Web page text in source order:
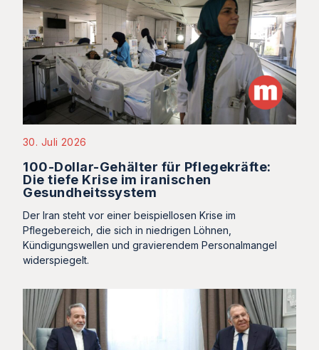
30. Juli 2026
100-Dollar-Gehälter für Pflegekräfte:
Die tiefe Krise im iranischen
Gesundheitssystem
Der Iran steht vor einer beispiellosen Krise im
Pflegebereich, die sich in niedrigen Löhnen,
Kündigungswellen und gravierendem Personalmangel
widerspiegelt.